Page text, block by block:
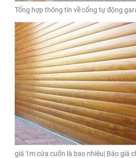
Tổng hợp thông tin về cổng tự động
giá 1m cửa cuốn là bao nhiêu| Báo giá